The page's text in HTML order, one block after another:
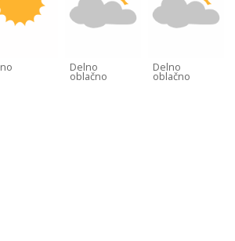
Delno
oblačno
Delno
oblačno